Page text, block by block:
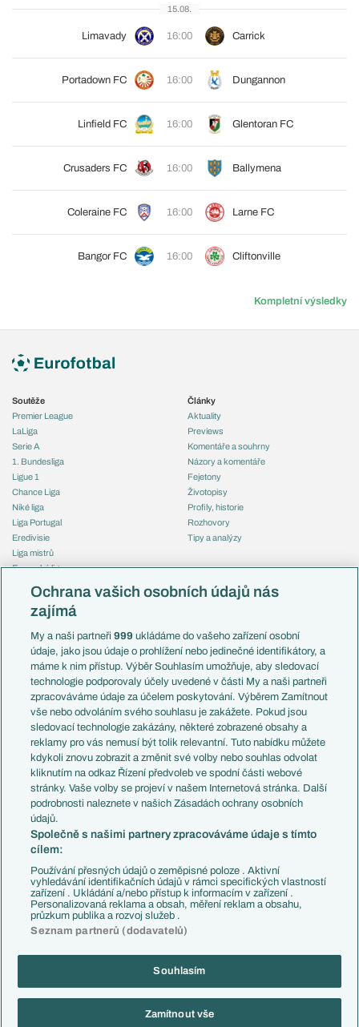
15.08.
Limavady 16:00 Carrick
Portadown FC 16:00 Dungannon
Linfield FC 16:00 Glentoran FC
Crusaders FC 16:00 Ballymena
Coleraine FC 16:00 Larne FC
Bangor FC 16:00 Cliftonville
Kompletní výsledky
Soutěže
Premier League
LaLiga
Serie A
1. Bundesliga
Ligue 1
Chance Liga
Niké liga
Liga Portugal
Eredivisie
Liga mistrů
Evropská liga
Mistrovství světa
Liga národů
Témata
Představení týmů MS
EuroSkauting
PL v kostce
Evropské koeficienty
Přestupy
Přestupové spekulace
Zranění
Kluby
Arsenal FC
Chelsea FC
Manchester United
AC Milán
Juventus FC
Bayern Mnichov
FC Barcelona
Real Madrid
Články
Aktuality
Previews
Komentáře a souhrny
Názory a komentáře
Fejetony
Životopisy
Profily, historie
Rozhovory
Tipy a analýzy
Česko
Francie
Itálie
Německo
Španělsko
Argentina
Brazílie
Přestupy
Zápasy
Livescore
Tipovací soutěž
Copyright © 2001-2026 EuroFotbal.cz. Využíváme zpravodajství ČTK.
Informace o zpracování osobních údajů
Ochrana vašich osobních údajů nás
zajímá
My a naši partneři999 ukládáme do vašeho zařízení osobní
údaje, jako jsou údaje o prohlížení nebo jedinečné identifikátory, a
máme k nim přístup. Výběr Souhlasím umožňuje, aby sledovací
technologie podporovaly účely uvedené v části My a naši partneři
zpracováváme údaje za účelem poskytování. Výběrem Zamítnout
vše nebo odvoláním svého souhlasu je zakážete. Pokud jsou
sledovací technologie zakázány, některé zobrazené obsahy a
reklamy pro vás nemusí být tolik relevantní. Tuto nabídku můžete
kdykoli znovu zobrazit a změnit své volby nebo souhlas odvolat
kliknutím na odkaz Řízení předvoleb ve spodní části webové
stránky. Vaše volby se projeví v našem Internetová stránka. Další
podrobnosti naleznete v našich Zásadách ochrany osobních
údajů.
Společně s našimi partnery zpracováváme údaje s tímto
cílem:
Používání přesných údajů o zeměpisné poloze . Aktivní
vyhledávání identifikačních údajů v rámci specifických vlastností
zařízení . Ukládání a/nebo přístup k informacím v zařízení .
Personalizovaná reklama a obsah, měření reklam a obsahu,
průzkum publika a rozvoj služeb .
Seznam partnerů (dodavatelů)
Souhlasím
Zamítnout vše